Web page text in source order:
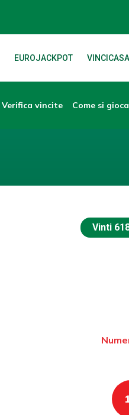
EUROJACKPOT VINCICASA
Verifica vincite Come si gioca
Vinti